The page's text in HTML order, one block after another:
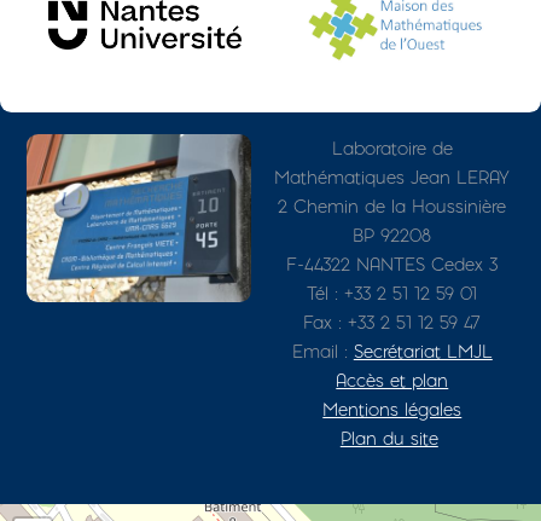
Photo Adresse détaillée
Laboratoire de
Mathématiques Jean LERAY
2 Chemin de la Houssinière
BP 92208
F-44322 NANTES Cedex 3
Tél : +33 2 51 12 59 01
Fax : +33 2 51 12 59 47
Email : Secrétariat LMJL
Accès et plan
Mentions légales
Plan du site